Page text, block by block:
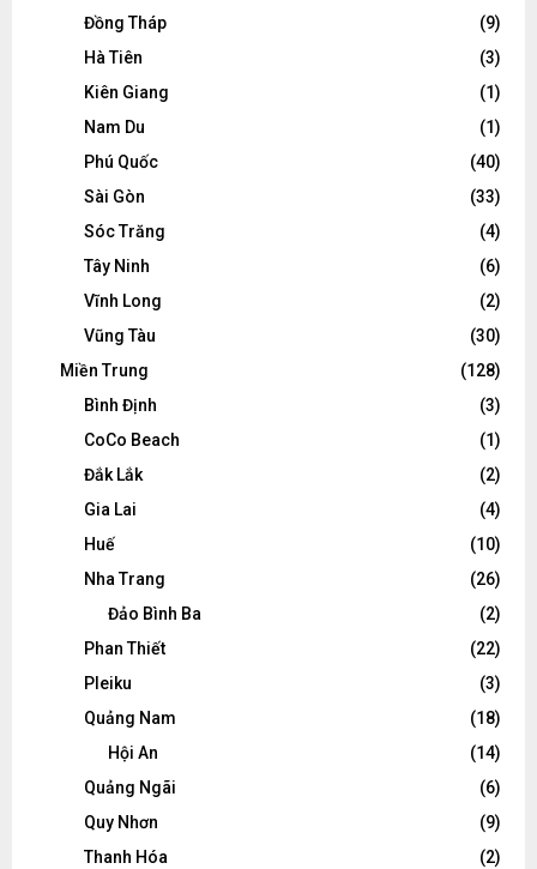
Đồng Tháp
(9)
Hà Tiên
(3)
Kiên Giang
(1)
Nam Du
(1)
Phú Quốc
(40)
Sài Gòn
(33)
Sóc Trăng
(4)
Tây Ninh
(6)
Vĩnh Long
(2)
Vũng Tàu
(30)
Miền Trung
(128)
Bình Định
(3)
CoCo Beach
(1)
Đắk Lắk
(2)
Gia Lai
(4)
Huế
(10)
Nha Trang
(26)
Đảo Bình Ba
(2)
Phan Thiết
(22)
Pleiku
(3)
Quảng Nam
(18)
Hội An
(14)
Quảng Ngãi
(6)
Quy Nhơn
(9)
Thanh Hóa
(2)